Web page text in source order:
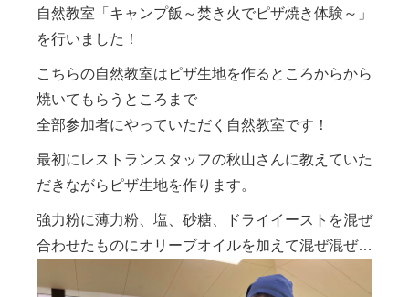
自然教室「キャンプ飯～焚き火でピザ焼き体験～」
を行いました！
こちらの自然教室はピザ生地を作るところからから
焼いてもらうところまで
全部参加者にやっていただく自然教室です！
最初にレストランスタッフの秋山さんに教えていた
だきながらピザ生地を作ります。
強力粉に薄力粉、塩、砂糖、ドライイーストを混ぜ
合わせたものにオリーブオイルを加えて混ぜ混ぜ…